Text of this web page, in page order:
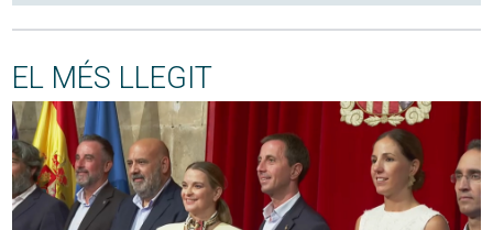
EL MÉS LLEGIT